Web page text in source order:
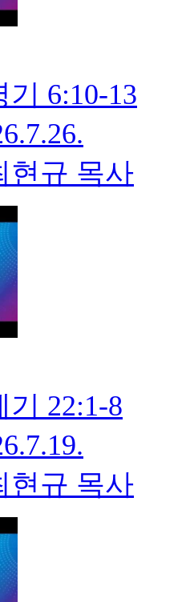
6:10-13
현규 목사
22:1-8
현규 목사